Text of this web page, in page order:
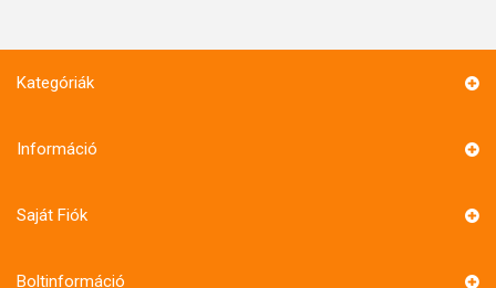
Kategóriák
Információ
Saját Fiók
Boltinformáció